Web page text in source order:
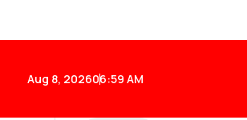
Aug 8, 202606:59 AM